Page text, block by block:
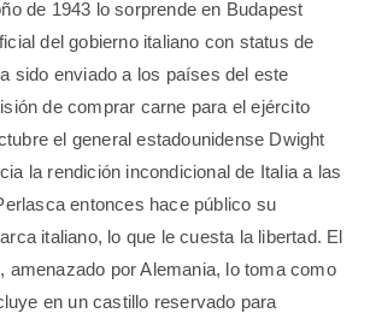
de 1943 lo sorprende en Budapest
del gobierno italiano con status de
sido enviado a los países del este
de comprar carne para el ejército
el general estadounidense Dwight
la rendición incondicional de Italia a las
entonces hace público su
italiano, lo que le cuesta la libertad. El
amenazado por Alemania, lo toma como
en un castillo reservado para